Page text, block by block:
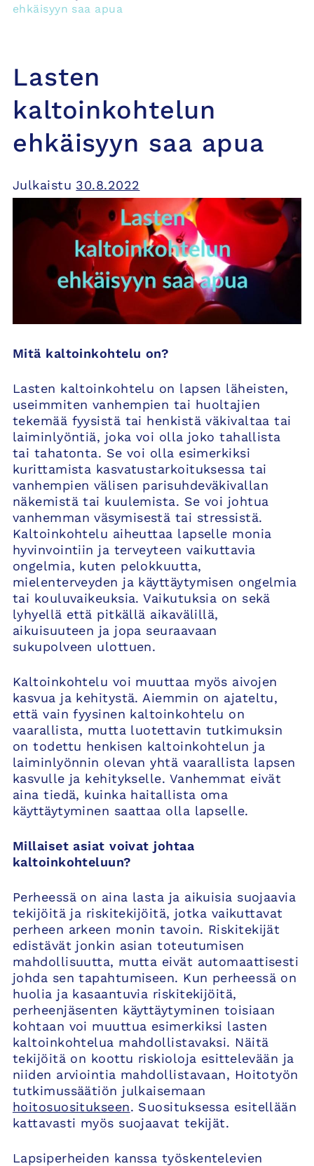
ehkäisyyn saa apua
Lasten
kaltoinkohtelun
ehkäisyyn saa apua
Julkaistu 30.8.2022
Mitä kaltoinkohtelu on?
Lasten kaltoinkohtelu on lapsen läheisten,
useimmiten vanhempien tai huoltajien
tekemää fyysistä tai henkistä väkivaltaa tai
laiminlyöntiä, joka voi olla joko tahallista
tai tahatonta. Se voi olla esimerkiksi
kurittamista kasvatustarkoituksessa tai
vanhempien välisen parisuhdeväkivallan
näkemistä tai kuulemista. Se voi johtua
vanhemman väsymisestä tai stressistä.
Kaltoinkohtelu aiheuttaa lapselle monia
hyvinvointiin ja terveyteen vaikuttavia
ongelmia, kuten pelokkuutta,
mielenterveyden ja käyttäytymisen ongelmia
tai kouluvaikeuksia. Vaikutuksia on sekä
lyhyellä että pitkällä aikavälillä,
aikuisuuteen ja jopa seuraavaan
sukupolveen ulottuen.
Kaltoinkohtelu voi muuttaa myös aivojen
kasvua ja kehitystä. Aiemmin on ajateltu,
että vain fyysinen kaltoinkohtelu on
vaarallista, mutta luotettavin tutkimuksin
on todettu henkisen kaltoinkohtelun ja
laiminlyönnin olevan yhtä vaarallista lapsen
kasvulle ja kehitykselle. Vanhemmat eivät
aina tiedä, kuinka haitallista oma
käyttäytyminen saattaa olla lapselle.
Millaiset asiat voivat johtaa
kaltoinkohteluun?
Perheessä on aina lasta ja aikuisia suojaavia
tekijöitä ja riskitekijöitä, jotka vaikuttavat
perheen arkeen monin tavoin. Riskitekijät
edistävät jonkin asian toteutumisen
mahdollisuutta, mutta eivät automaattisesti
johda sen tapahtumiseen. Kun perheessä on
huolia ja kasaantuvia riskitekijöitä,
perheenjäsenten käyttäytyminen toisiaan
kohtaan voi muuttua esimerkiksi lasten
kaltoinkohtelua mahdollistavaksi. Näitä
tekijöitä on koottu riskioloja esittelevään ja
niiden arviointia mahdollistavaan, Hoitotyön
tutkimussäätiön julkaisemaan
hoitosuositukseen. Suosituksessa esitellään
kattavasti myös suojaavat tekijät.
Lapsiperheiden kanssa työskentelevien